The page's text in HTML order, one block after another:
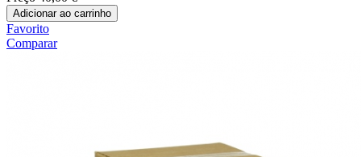
Adicionar ao carrinho
Favorito
Comparar